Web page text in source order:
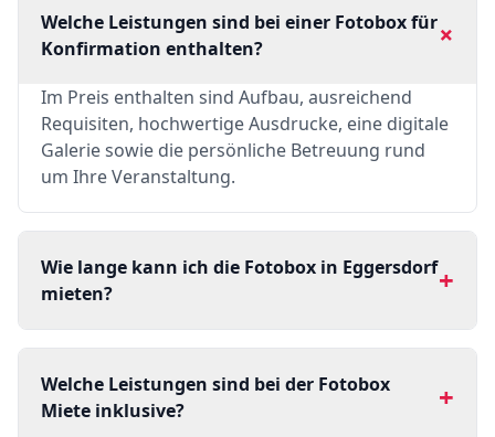
Welche Leistungen sind bei einer Fotobox für
Konfirmation enthalten?
+
Im Preis enthalten sind Aufbau, ausreichend
Requisiten, hochwertige Ausdrucke, eine digitale
Galerie sowie die persönliche Betreuung rund
um Ihre Veranstaltung.
Wie lange kann ich die Fotobox in Eggersdorf
mieten?
+
Welche Leistungen sind bei der Fotobox
Miete inklusive?
+